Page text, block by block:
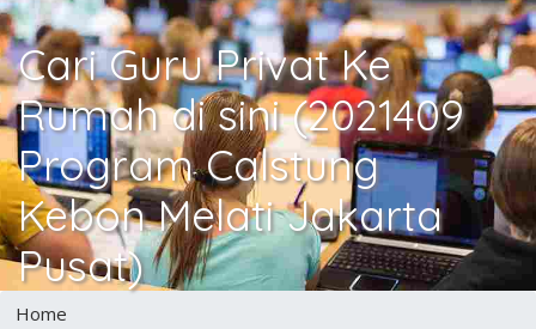
Cari Guru Privat Ke
Rumah di sini (2021409
Program Calstung
Kebon Melati Jakarta
Pusat)
Home